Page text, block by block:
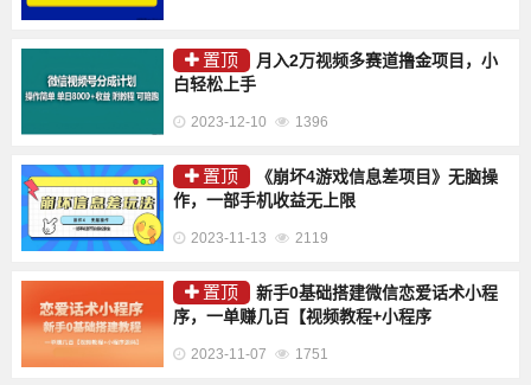
置顶
月入2万视频多赛道撸金项目，小
白轻松上手
2023-12-10 1396
置顶
《崩坏4游戏信息差项目》无脑操
作，一部手机收益无上限
2023-11-13 2119
置顶
新手0基础搭建微信恋爱话术小程
序，一单赚几百【视频教程+小程序
2023-11-07 1751